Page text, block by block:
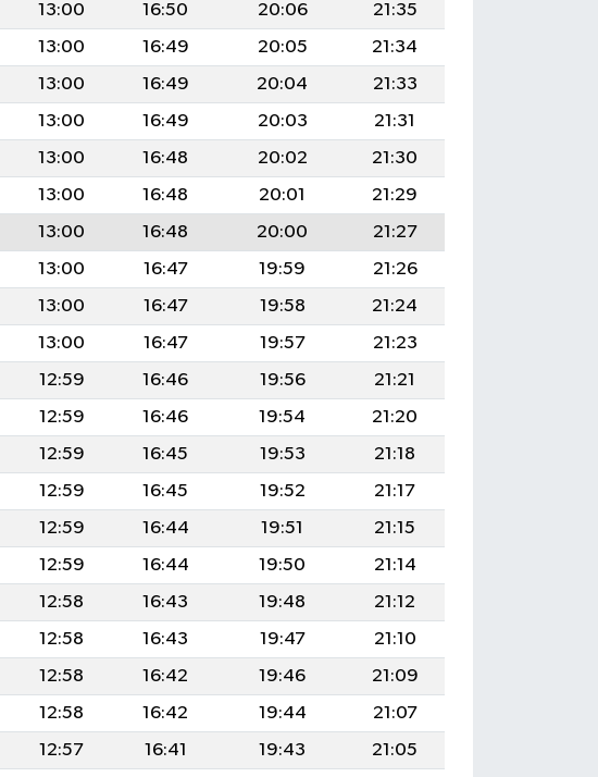
13:00 16:50 20:06
21:35
13:00 16:49 20:05
21:34
13:00 16:49 20:04
21:33
13:00 16:49 20:03
21:31
13:00 16:48 20:02
21:30
13:00 16:48 20:01
21:29
13:00 16:48 20:00
21:27
13:00 16:47 19:59
21:26
13:00 16:47 19:58
21:24
13:00 16:47 19:57
21:23
12:59 16:46 19:56
21:21
12:59 16:46 19:54
21:20
12:59 16:45 19:53
21:18
12:59 16:45 19:52
21:17
12:59 16:44 19:51
21:15
12:59 16:44 19:50
21:14
12:58 16:43 19:48
21:12
12:58 16:43 19:47
21:10
12:58 16:42 19:46
21:09
12:58 16:42 19:44
21:07
12:57 16:41 19:43
21:05